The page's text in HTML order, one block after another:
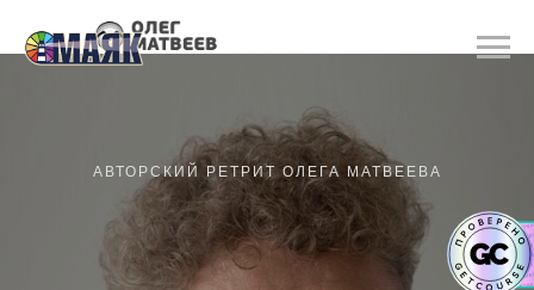
АВТОРСКИЙ РЕТРИТ ОЛЕГА МАТВЕЕВА